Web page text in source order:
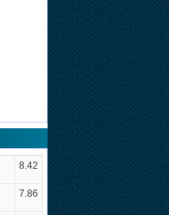
8.42
7.86